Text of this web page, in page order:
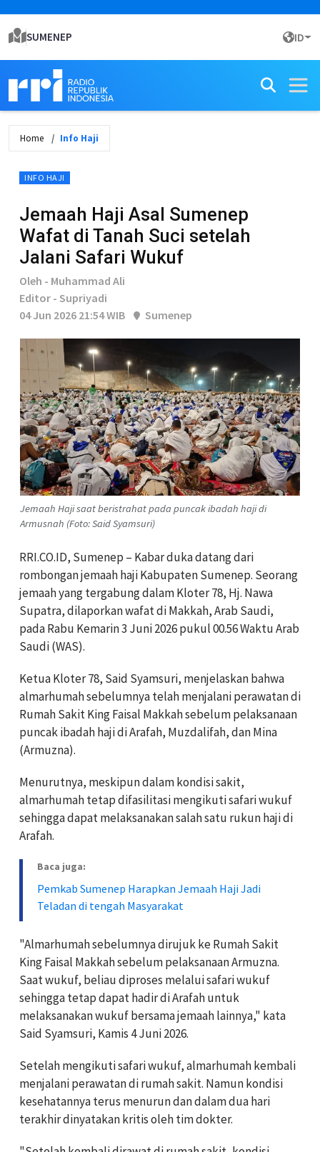
SUMENEP ID
Home Info Haji
INFO HAJI
Jemaah Haji Asal Sumenep
Wafat di Tanah Suci setelah
Jalani Safari Wukuf
Oleh - Muhammad Ali
Editor - Supriyadi
04 Jun 2026 21:54 WIB
Sumenep
Jemaah Haji saat beristrahat pada puncak ibadah haji di
Armusnah (Foto: Said Syamsuri)
RRI.CO.ID, Sumenep – Kabar duka datang dari
rombongan jemaah haji Kabupaten Sumenep. Seorang
jemaah yang tergabung dalam Kloter 78, Hj. Nawa
Supatra, dilaporkan wafat di Makkah, Arab Saudi,
pada Rabu Kemarin 3 Juni 2026 pukul 00.56 Waktu Arab
Saudi (WAS).
Ketua Kloter 78, Said Syamsuri, menjelaskan bahwa
almarhumah sebelumnya telah menjalani perawatan di
Rumah Sakit King Faisal Makkah sebelum pelaksanaan
puncak ibadah haji di Arafah, Muzdalifah, dan Mina
(Armuzna).
Menurutnya, meskipun dalam kondisi sakit,
almarhumah tetap difasilitasi mengikuti safari wukuf
sehingga dapat melaksanakan salah satu rukun haji di
Arafah.
Baca juga:
Pemkab Sumenep Harapkan Jemaah Haji Jadi
Teladan di tengah Masyarakat
"Almarhumah sebelumnya dirujuk ke Rumah Sakit
King Faisal Makkah sebelum pelaksanaan Armuzna.
Saat wukuf, beliau diproses melalui safari wukuf
sehingga tetap dapat hadir di Arafah untuk
melaksanakan wukuf bersama jemaah lainnya," kata
Said Syamsuri, Kamis 4 Juni 2026.
Setelah mengikuti safari wukuf, almarhumah kembali
menjalani perawatan di rumah sakit. Namun kondisi
kesehatannya terus menurun dan dalam dua hari
terakhir dinyatakan kritis oleh tim dokter.